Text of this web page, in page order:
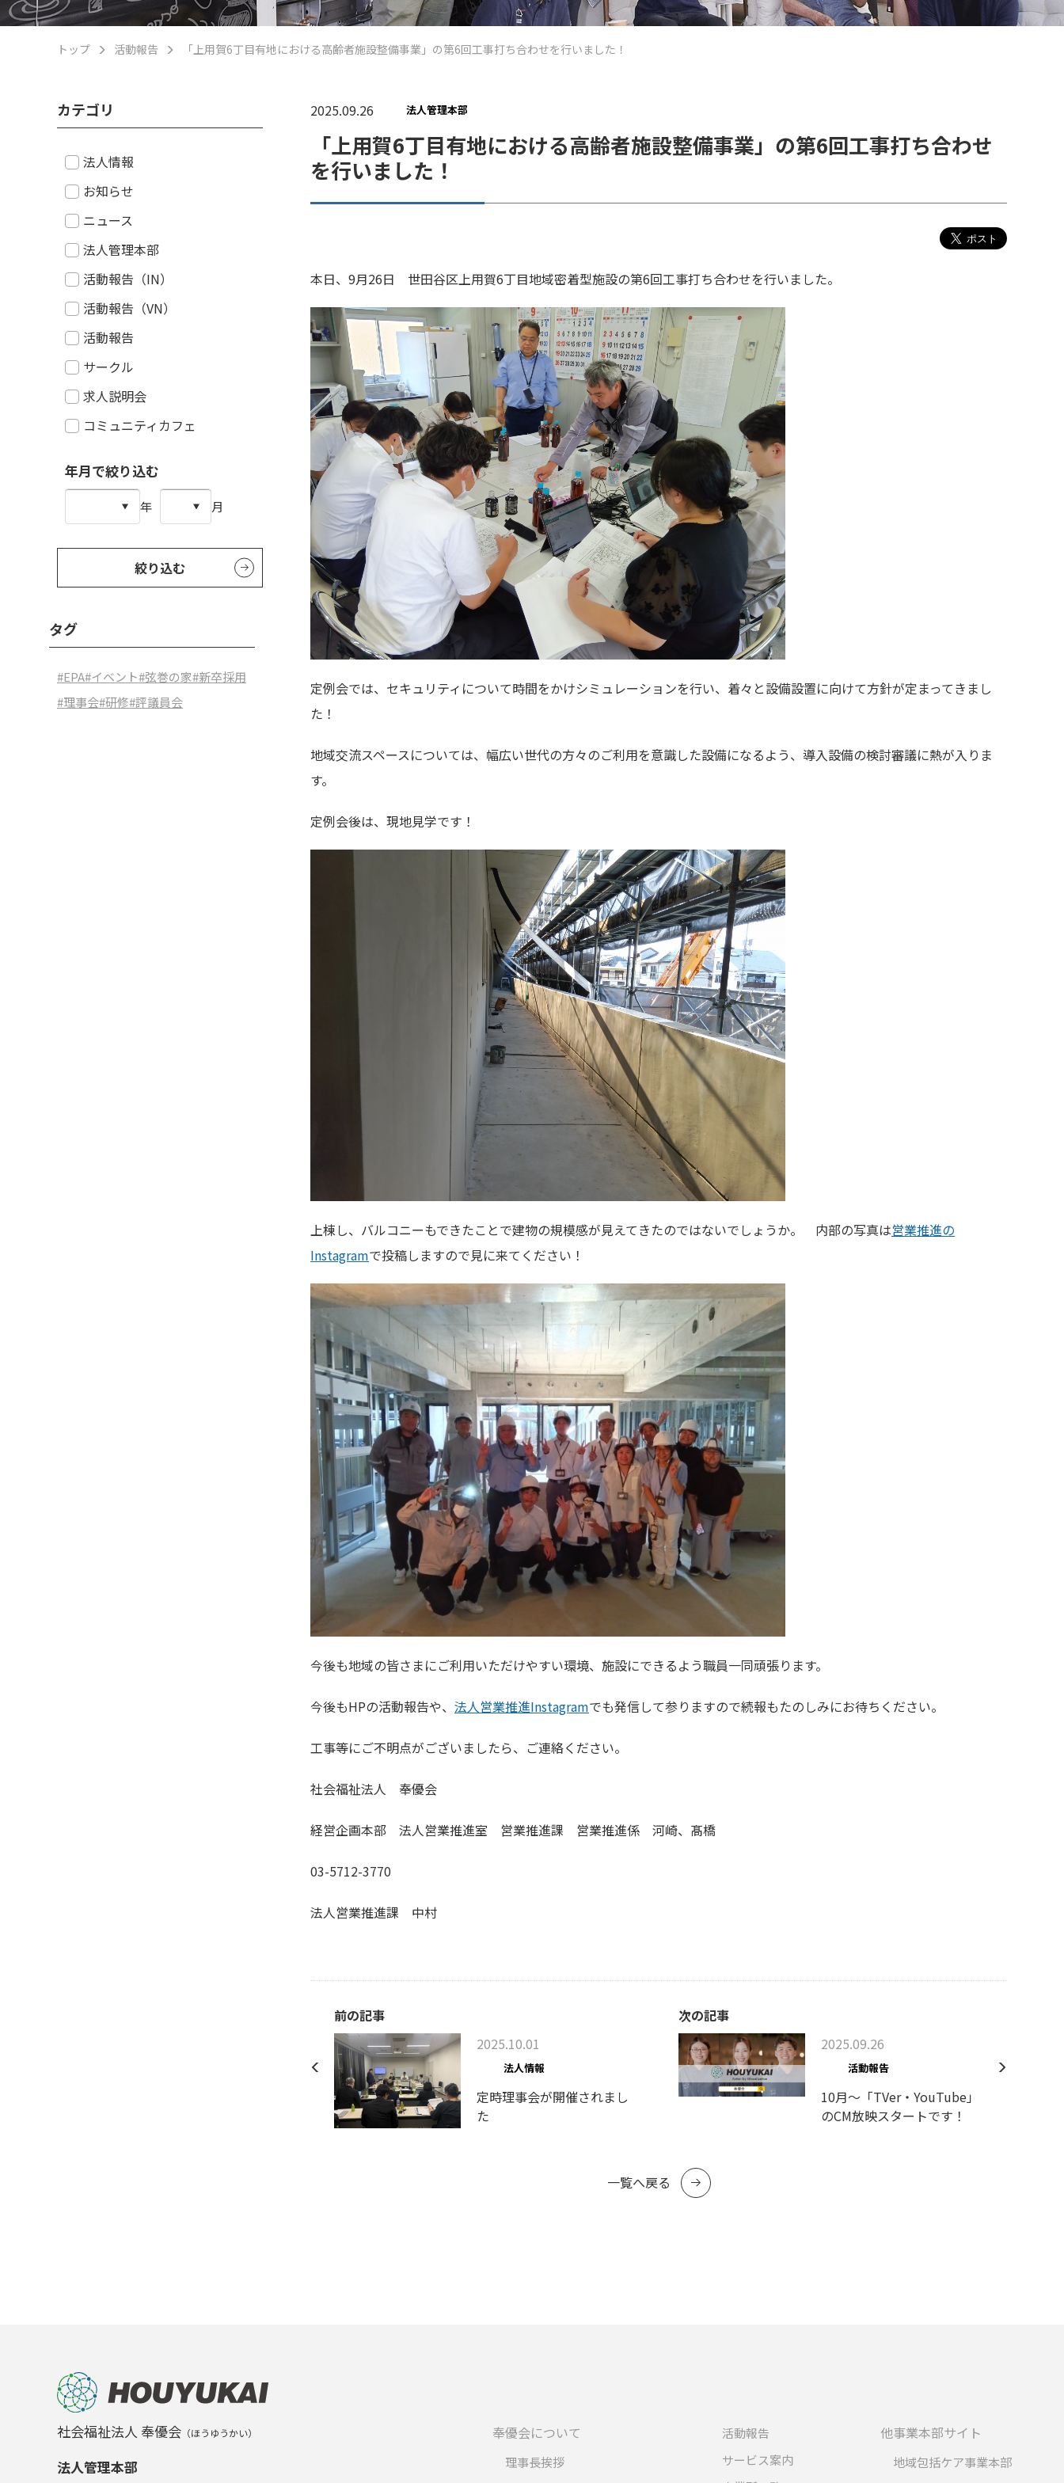
トップ 活動報告 「上用賀6丁目有地における高齢者施設整備事業」の第6回工事打ち合わせを行いました！
2025.09.26 法人管理本部
「上用賀6丁目有地における高齢者施設整備事業」の第6回工事打ち合わせ
を行いました！
本日、9月26日 世田谷区上用賀6丁目地域密着型施設の第6回工事打ち合わせを行いました。
定例会では、セキュリティについて時間をかけシミュレーションを行い、着々と設備設置に向けて方針が定まってきまし
た！
地域交流スペースについては、幅広い世代の方々のご利用を意識した設備になるよう、導入設備の検討審議に熱が入りま
す。
定例会後は、現地見学です！
上棟し、バルコニーもできたことで建物の規模感が見えてきたのではないでしょうか。 内部の写真は営業推進の
Instagramで投稿しますので見に来てください！
今後も地域の皆さまにご利用いただけやすい環境、施設にできるよう職員一同頑張ります。
今後もHPの活動報告や、 法人営業推進Instagramでも発信して参りますので続報もたのしみにお待ちください。
工事等にご不明点がございましたら、ご連絡ください。
社会福祉法人 奉優会
経営企画本部 法人営業推進室 営業推進課 営業推進係 河崎、髙橋
03-5712-3770
法人営業推進課 中村
前の記事
2025.10.01
法人情報
定時理事会が開催されまし
た
次の記事
2025.09.26
活動報告
10月～「TVer・YouTube」
のCM放映スタートです！
一覧へ戻る
カテゴリ
法人情報
お知らせ
ニュース
法人管理本部
活動報告（IN）
活動報告（VN）
活動報告
サークル
求人説明会
コミュニティカフェ
年月で絞り込む
年 月
絞り込む
タグ
#EPA#イベント#弦巻の家#新卒採用
#理事会#研修#評議員会
社会福祉法人 奉優会 （ほうゆうかい）
法人管理本部
奉優会について
理事長挨拶
活動報告
サービス案内
他事業本部サイト
地域包括ケア事業本部